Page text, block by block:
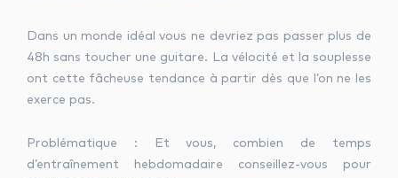
Dans un monde idéal vous ne devriez pas passer plus de
48h sans toucher une guitare. La vélocité et la souplesse
ont cette fâcheuse tendance à partir dès que l’on ne les
exerce pas.
Problématique : Et vous, combien de temps
d’entraînement hebdomadaire conseillez-vous pour